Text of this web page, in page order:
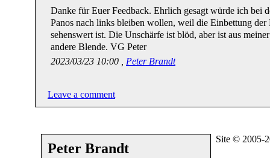
Danke für Euer Feedback. Ehrlich gesagt würde ich bei
Panos nach links bleiben wollen, weil die Einbettung
sehenswert ist. Die Unschärfe ist blöd, aber ist aus
andere Blende. VG Peter
2023/03/23 10:00 , Peter Brandt
Leave a comment
Peter Brandt
Site © 2005-